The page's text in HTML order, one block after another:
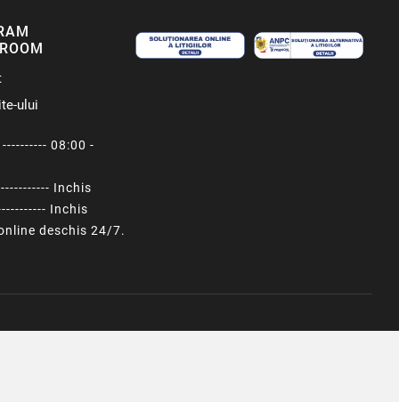
ului
08:00 -
Inchis
Inchis
deschis 24/7.